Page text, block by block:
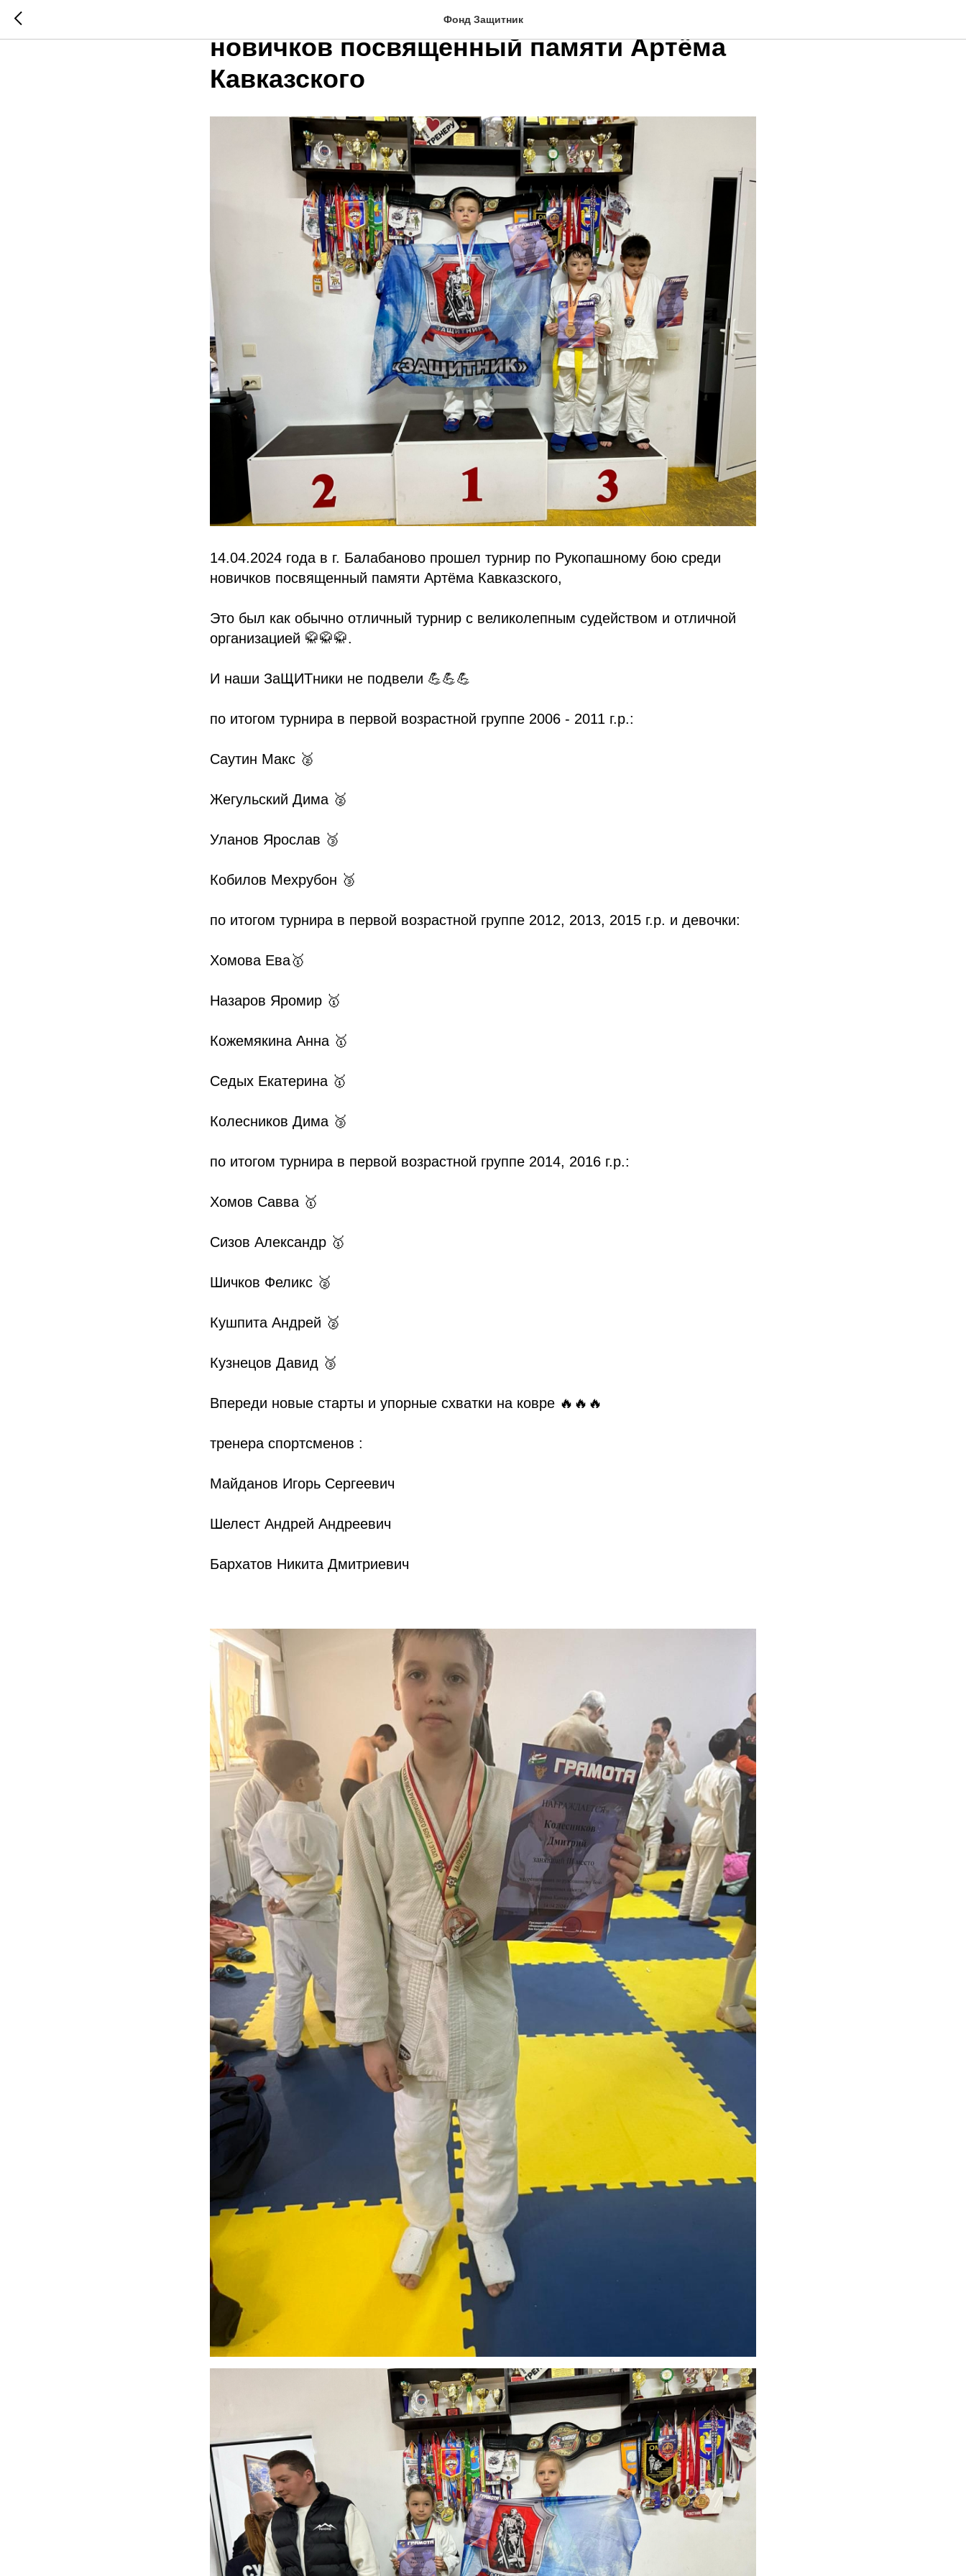
Фонд Защитник
Турнир по Рукопашному бою среди
новичков посвященный памяти Артёма
Кавказского
14.04.2024 года в г. Балабаново прошел турнир по Рукопашному бою среди
новичков посвященный памяти Артёма Кавказского,
Это был как обычно отличный турнир с великолепным судейством и отличной
организацией 🥋🥋🥋.
И наши ЗаЩИТники не подвели 💪💪💪
по итогом турнира в первой возрастной группе 2006 - 2011 г.р.:
Саутин Макс 🥈
Жегульский Дима 🥈
Уланов Ярослав 🥉
Кобилов Мехрубон 🥉
по итогом турнира в первой возрастной группе 2012, 2013, 2015 г.р. и девочки:
Хомова Ева🥇
Назаров Яромир 🥇
Кожемякина Анна 🥇
Седых Екатерина 🥇
Колесников Дима 🥉
по итогом турнира в первой возрастной группе 2014, 2016 г.р.:
Хомов Савва 🥇
Сизов Александр 🥇
Шичков Феликс 🥈
Кушпита Андрей 🥈
Кузнецов Давид 🥉
Впереди новые старты и упорные схватки на ковре 🔥🔥🔥
тренера спортсменов :
Майданов Игорь Сергеевич
Шелест Андрей Андреевич
Бархатов Никита Дмитриевич